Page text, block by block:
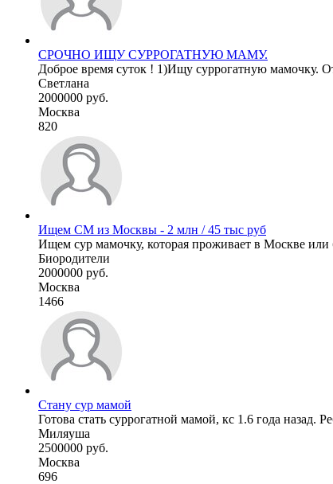
СРОЧНО ИЩУ СУРРОГАТНУЮ МАМУ.
Доброе время суток ! 1)Ищу суррогатную мамочку.
Светлана
2000000 руб.
Москва
820
Ищем СМ из Москвы - 2 млн / 45 тыс руб
Ищем сур мамочку, которая проживает в Москве
Биородители
2000000 руб.
Москва
1466
Стану сур мамой
Готова стать суррогатной мамой, кс 1.6 года назад.
Миляуша
2500000 руб.
Москва
696